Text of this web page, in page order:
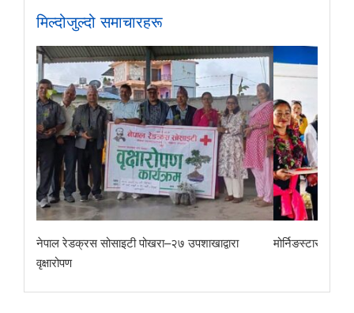
मिल्दोजुल्दो समाचारहरू
मोर्निङस्टार माविलाई अन्नपूर्ण गाउँपालिकाद्वारा सम्मान छोरेपाटन मा.